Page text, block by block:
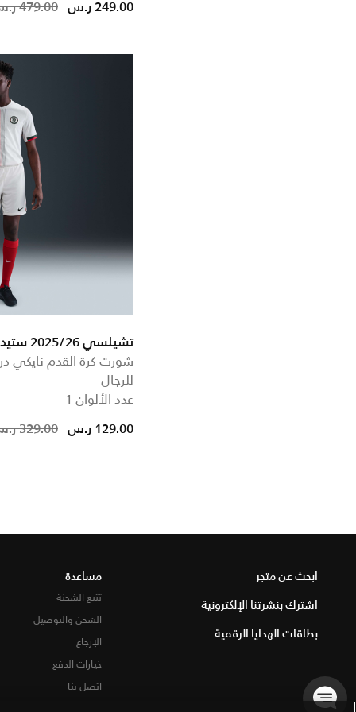
from
479.00 ر.س 249.00 ر.س
تشيلسي 2025/26 ستيديوم الاحتياطي
شورت كرة القدم نايكي
للرجال
عدد الألوان 1
from
329.00 ر.س 129.00 ر.س